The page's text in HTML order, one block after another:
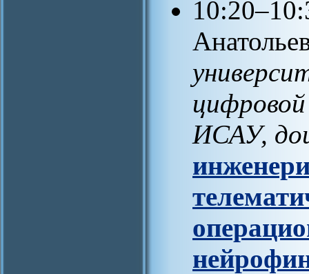
цифровой
ИСАУ,